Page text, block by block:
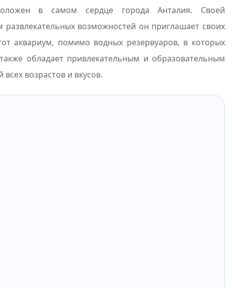
в самом сердце города Анталия. Своей
возможностей он приглашает своих
аквариум, помимо водных резервуаров, в которых
обладает привлекательным и образовательным
возрастов и вкусов.